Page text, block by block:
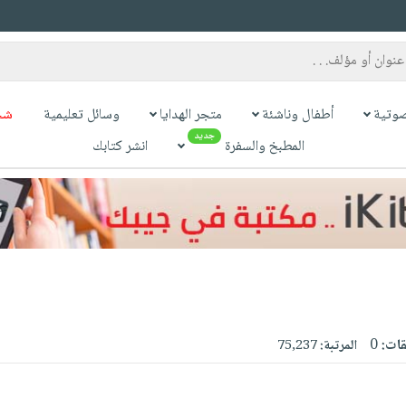
أطفال وناشئة متجر الهدايا وسائل تعليمية
المطبخ والسفرة
جديد انشر كتابك
0 المرتبة:75,237